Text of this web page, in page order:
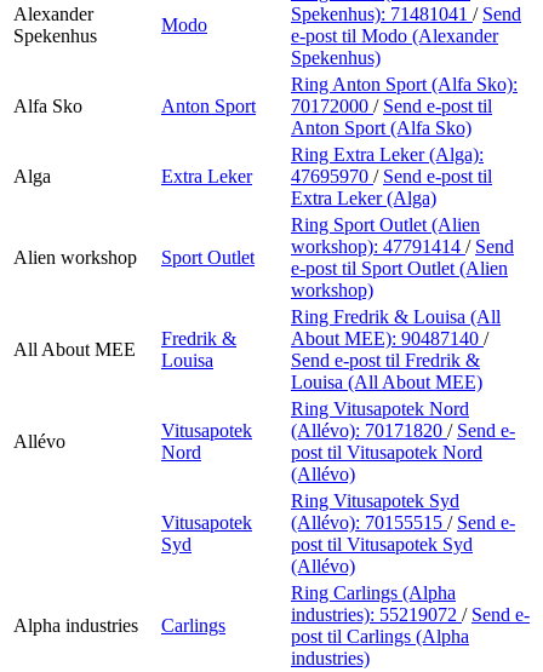
Alexander
Spekenhus
Modo
Spekenhus): 71481041 / Send
e-post til Modo (Alexander
Spekenhus)
Alfa Sko Anton Sport
Ring Anton Sport (Alfa Sko):
70172000 / Send e-post til
Anton Sport (Alfa Sko)
Alga Extra Leker
Ring Extra Leker (Alga):
47695970 / Send e-post til
Extra Leker (Alga)
Alien workshop Sport Outlet
Ring Sport Outlet (Alien
workshop): 47791414 / Send
e-post til Sport Outlet (Alien
workshop)
All About MEE
Fredrik &
Louisa
Ring Fredrik & Louisa (All
About MEE): 90487140 /
Send e-post til Fredrik &
Louisa (All About MEE)
Allévo
Vitusapotek
Nord
Ring Vitusapotek Nord
(Allévo): 70171820 / Send e-
post til Vitusapotek Nord
(Allévo)
Vitusapotek
Syd
Ring Vitusapotek Syd
(Allévo): 70155515 / Send e-
post til Vitusapotek Syd
(Allévo)
Alpha industries Carlings
Ring Carlings (Alpha
industries): 55219072 / Send e-
post til Carlings (Alpha
industries)